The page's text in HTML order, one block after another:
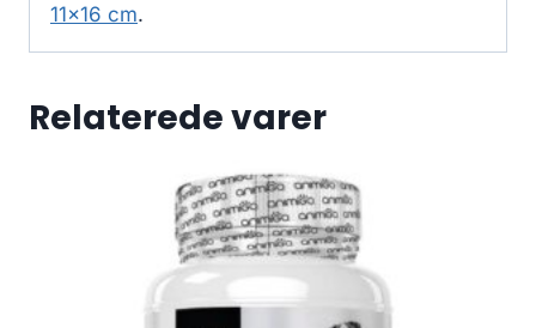
11×16 cm.
Relaterede varer